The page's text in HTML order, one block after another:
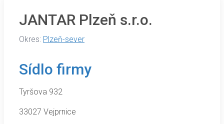
JANTAR Plzeň s.r.o.
Okres: Plzeň-sever
Sídlo firmy
Tyršova 932
33027 Vejprnice